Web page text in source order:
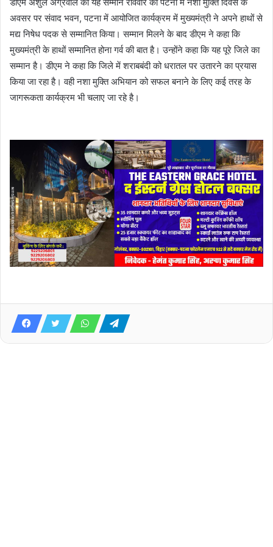
अवसर पर संवाद भवन, पटना में आयोजित कार्यक्रम में मुख्यमंत्री ने अपने हाथों से
मद्य निषेध पदक से सम्मानित किया। सम्मान मिलने के बाद डीएम ने कहा कि
मुख्यमंत्री के हाथों सम्मानित होना गर्व की बात है। उन्होंने कहा कि यह पूरे जिले का
सम्मान है। डीएम ने कहा कि जिले में शराबबंदी को धरातल पर उतारने का प्रयास
किया जा रहा है। वही नशा मुक्ति अभियान को सफल बनाने के लिए कई तरह के
जागरूकता कार्यक्रम भी चलाए जा रहे है।